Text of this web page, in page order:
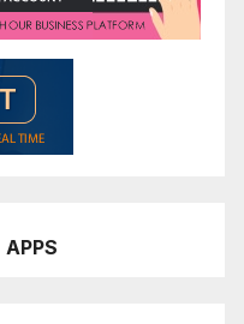
APPS